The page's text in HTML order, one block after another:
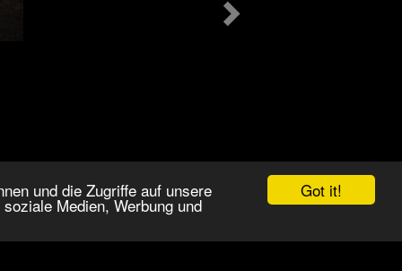
Got it!
und die Zugriffe auf unsere
Medien, Werbung und